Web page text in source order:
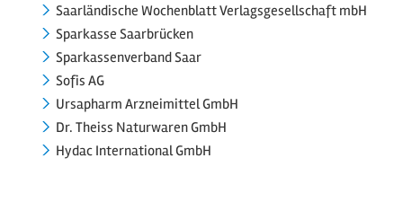
Saarländische Wochenblatt Verlagsgesellschaft mbH
Sparkasse Saarbrücken
Sparkassenverband Saar
Sofis AG
Ursapharm Arzneimittel GmbH
Dr. Theiss Naturwaren GmbH
Hydac International GmbH